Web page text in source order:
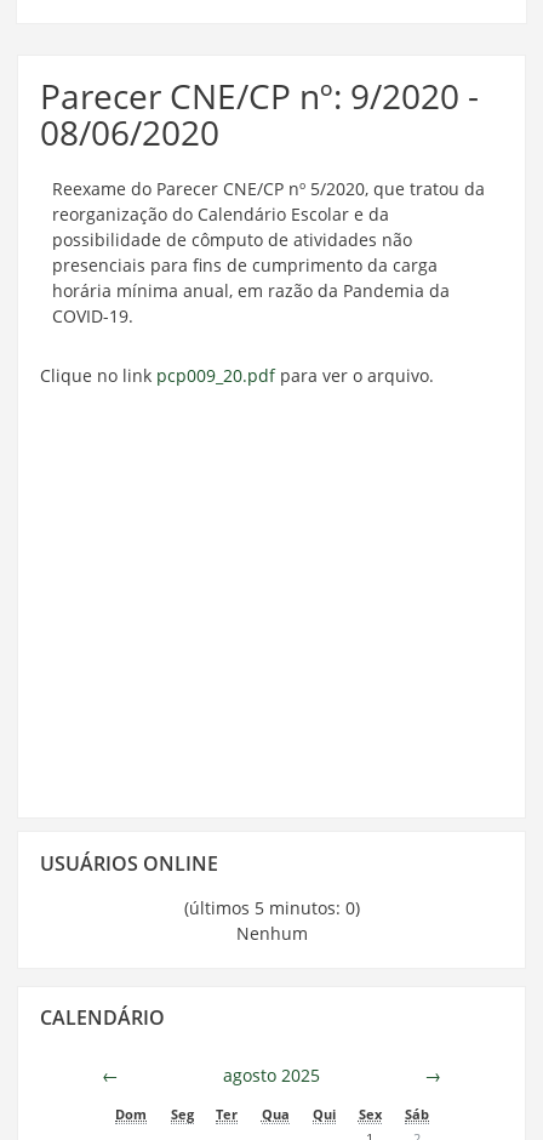
Parecer CNE/CP nº: 9/2020 -
08/06/2020
Reexame do Parecer CNE/CP nº 5/2020, que tratou da
reorganização do Calendário Escolar e da
possibilidade de cômputo de atividades não
presenciais para fins de cumprimento da carga
horária mínima anual, em razão da Pandemia da
COVID-19.
Clique no link pcp009_20.pdfpara ver o arquivo.
Usuários
USUÁRIOS ONLINE
(últimos 5 minutos: 0)
Nenhum
Calendário
CALENDÁRIO
← agosto 2025 →
Dom Seg Ter Qua Qui Sex
Sáb